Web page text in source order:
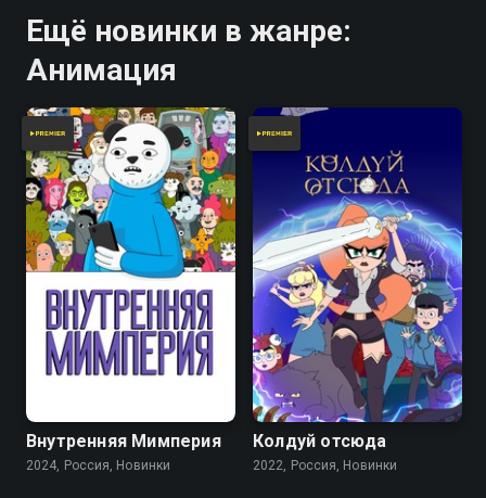
Ещё новинки в жанре:
Анимация
Внутренняя Мимперия
2024, Россия, Новинки
Колдуй отсюда
2022, Россия, Новинки